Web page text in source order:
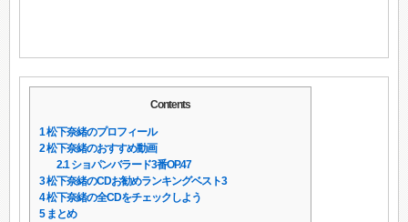
Contents
1松下奈緒のプロフィール
2松下奈緒のおすすめ動画
2.1ショパンバラード3番OP.47
3松下奈緒のCDお勧めランキングベスト3
4松下奈緒の全CDをチェックしよう
5まとめ